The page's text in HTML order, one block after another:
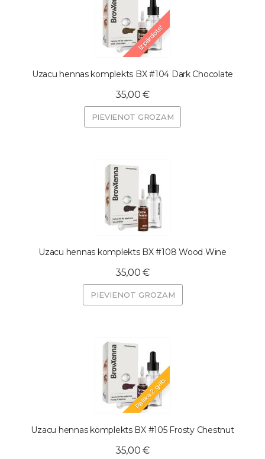
Izpārdots!
Uzacu hennas komplekts BX #104 Dark Chocolate
35,00 €
PIEVIENOT GROZAM
Uzacu hennas komplekts BX #108 Wood Wine
35,00 €
PIEVIENOT GROZAM
Palika 2 gab.
Uzacu hennas komplekts BX #105 Frosty Chestnut
35,00 €